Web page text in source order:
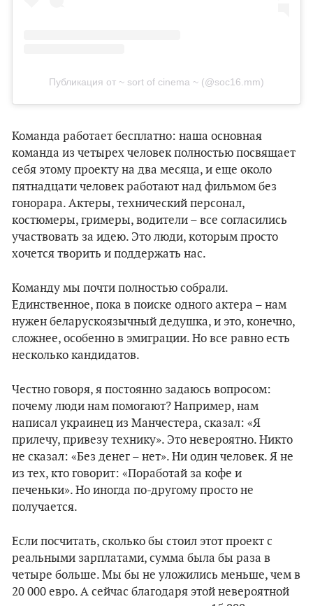
Публикация от ~ sort of cinema ~ (@soc16.mm)
Команда работает бесплатно: наша основная
команда из четырех человек полностью посвящает
себя этому проекту на два месяца, и еще около
пятнадцати человек работают над фильмом без
гонорара. Актеры, технический персонал,
костюмеры, гримеры, водители – все согласились
участвовать за идею. Это люди, которым просто
хочется творить и поддержать нас.
Команду мы почти полностью собрали.
Единственное, пока в поиске одного актера – нам
нужен беларускоязычный дедушка, и это, конечно,
сложнее, особенно в эмиграции. Но все равно есть
несколько кандидатов.
Честно говоря, я постоянно задаюсь вопросом:
почему люди нам помогают? Например, нам
написал украинец из Манчестера, сказал: «Я
прилечу, привезу технику». Это невероятно. Никто
не сказал: «Без денег – нет». Ни один человек. Я не
из тех, кто говорит: «Поработай за кофе и
печеньки». Но иногда по-другому просто не
получается.
Если посчитать, сколько бы стоил этот проект с
реальными зарплатами, сумма была бы раза в
четыре больше. Мы бы не уложились меньше, чем в
20 000 евро. А сейчас благодаря этой невероятной